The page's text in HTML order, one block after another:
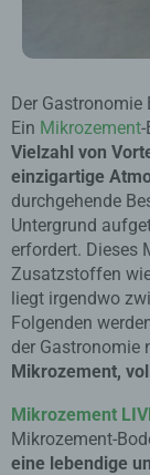
Der Gastronomie
Ein Mikrozement-
Vielzahl von
einzigartige
durchgehende
Untergrund
erfordert. Dieses
Zusatzstoffen
liegt irgendwo
Folgenden
der Gastronomie
Mikrozement,
Mikrozement
Mikrozement-
eine lebendige